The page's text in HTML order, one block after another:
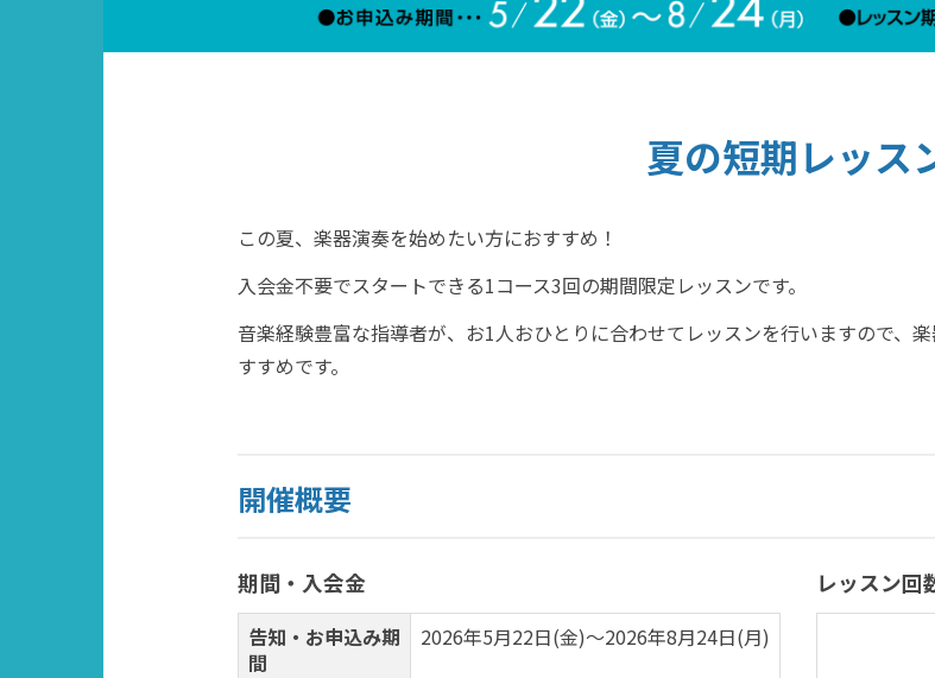
夏の短期レッス
この夏、楽器演奏を始めたい方におすすめ！
入会金不要でスタートできる1コース3回の期間限定レッスンです。
音楽経験豊富な指導者が、お1人おひとりに合わせてレッスンを行いますので、
すすめです。
開催概要
期間・入会金
告知・お申込み期
間
2026年5月22日(金)～2026年8月24日(月)
レッスン回